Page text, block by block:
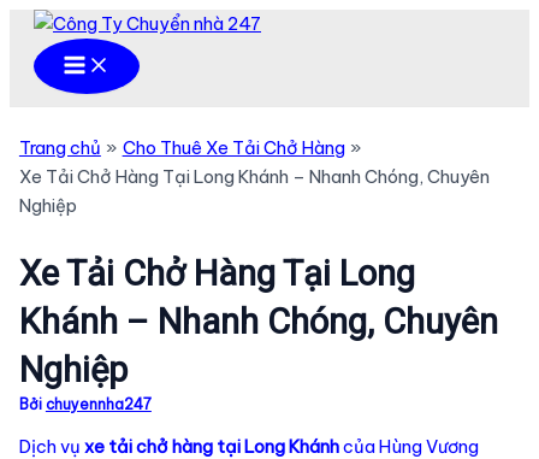
Nhảy
Main
Menu
Trang chủ
Cho Thuê Xe Tải Chở Hàng
Xe Tải Chở Hàng Tại Long Khánh – Nhanh Chóng, Chuyên
Nghiệp
Xe Tải Chở Hàng Tại Long
Khánh – Nhanh Chóng, Chuyên
Nghiệp
Bởi chuyennha247
Dịch vụ xe tải chở hàng tại Long Khánhcủa Hùng Vương